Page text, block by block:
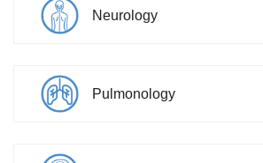
Neurology
Pulmonology